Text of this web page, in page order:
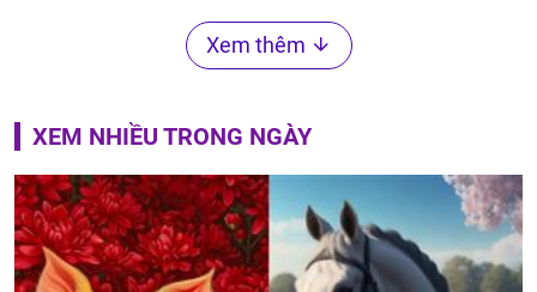
Xem thêm
XEM NHIỀU TRONG NGÀY